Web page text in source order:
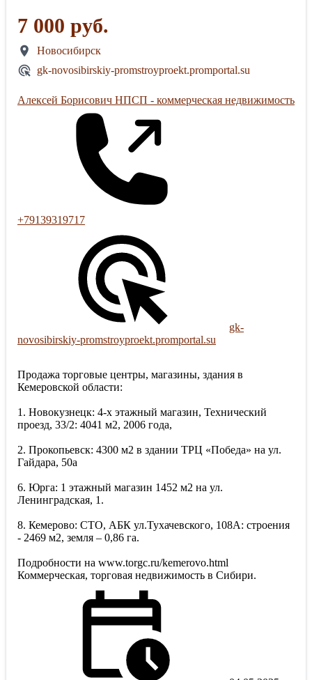
7 000 руб.
Новосибирск
gk-novosibirskiy-promstroyproekt.promportal.su
Алексей Борисович НПСП - коммерческая недвижимость
+79139319717
gk-
novosibirskiy-promstroyproekt.promportal.su
Продажа торговые центры, магазины, здания в
Кемеровской области:
1. Новокузнецк: 4-х этажный магазин, Технический
проезд, 33/2: 4041 м2, 2006 года,
2. Прокопьевск: 4300 м2 в здании ТРЦ «Победа» на ул.
Гайдара, 50а
6. Юрга: 1 этажный магазин 1452 м2 на ул.
Ленинградская, 1.
8. Кемерово: СТО, АБК ул.Тухачевского, 108А: строения
- 2469 м2, земля – 0,86 га.
Подробности на www.torgc.ru/kemerovo.html
Коммерческая, торговая недвижимость в Сибири.